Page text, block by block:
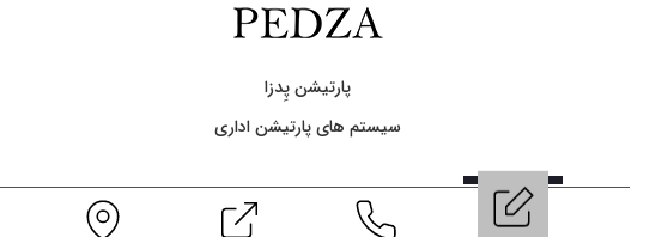
پارتیشن پِدزا
سیستم های پارتیشن اداری